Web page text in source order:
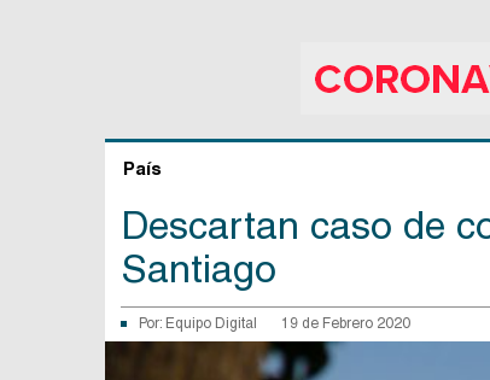
País
Descartan caso de
Santiago
Por: Equipo Digital 19 de Febrero 2020